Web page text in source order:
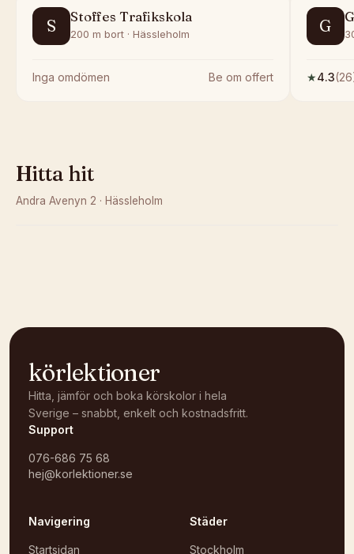
S Stoffes Trafikskola
200 m bort · Hässleholm
Inga omdömen Be om offert
G
★4.3(26
Hitta hit
Andra Avenyn 2 · Hässleholm
körlektioner
Hitta, jämför och boka körskolor i hela
Sverige – snabbt, enkelt och kostnadsfritt.
Support
076-686 75 68
hej@korlektioner.se
Navigering
Startsidan
Städer
Stockholm